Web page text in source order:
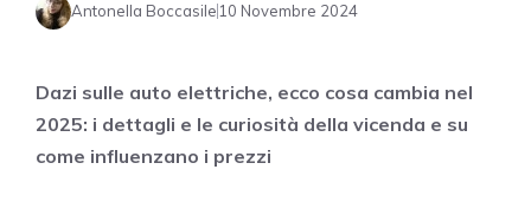
Antonella Boccasile 10 Novembre 2024
Dazi sulle auto elettriche, ecco cosa cambia nel
2025: i dettagli e le curiosità della vicenda e su
come influenzano i prezzi